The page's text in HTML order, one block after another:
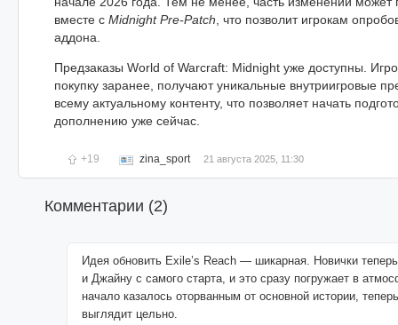
вместе с Midnight Pre-Patch, что позволит игрокам
аддона.
Предзаказы World of Warcraft: Midnight уже доступны.
покупку заранее, получают уникальные внутриигровые
всему актуальному контенту, что позволяет начать
дополнению уже сейчас.
+19 zina_sport 21 августа 2025, 11:30
Комментарии (2)
Идея обновить Exile’s Reach — шикарная. Новички
и Джайну с самого старта, и это сразу погружает в
начало казалось оторванным от основной истории,
выглядит цельно.